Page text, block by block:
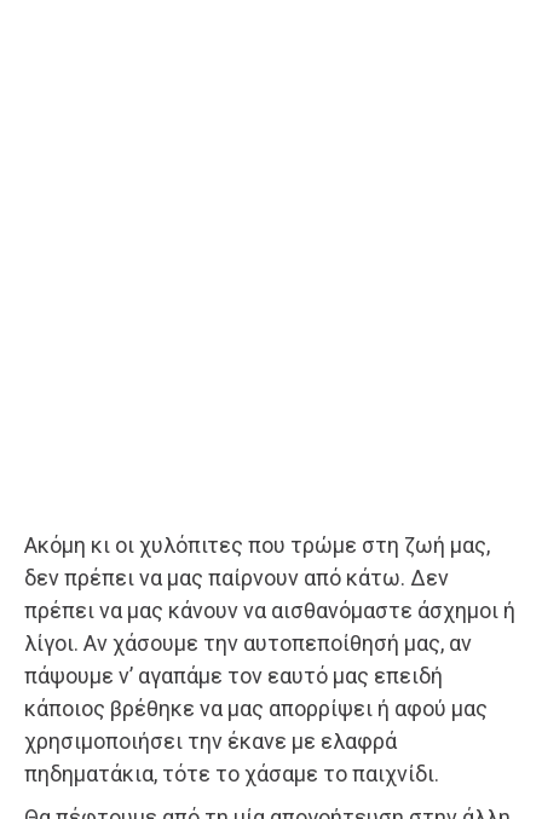
Ακόμη κι οι χυλόπιτες που τρώμε στη ζωή μας,
δεν πρέπει να μας παίρνουν από κάτω. Δεν
πρέπει να μας κάνουν να αισθανόμαστε άσχημοι ή
λίγοι. Αν χάσουμε την αυτοπεποίθησή μας, αν
πάψουμε ν’ αγαπάμε τον εαυτό μας επειδή
κάποιος βρέθηκε να μας απορρίψει ή αφού μας
χρησιμοποιήσει την έκανε με ελαφρά
πηδηματάκια, τότε το χάσαμε το παιχνίδι.